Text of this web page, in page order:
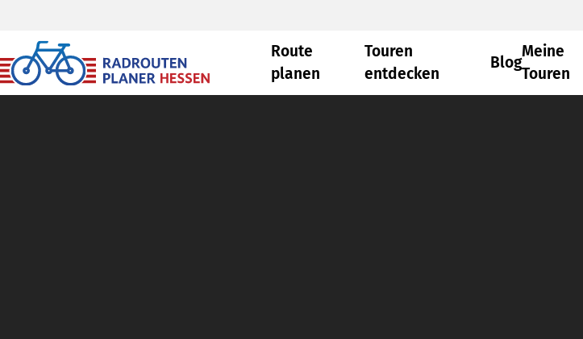
Route
planen
Touren
entdecken
Blog
Meine
Touren